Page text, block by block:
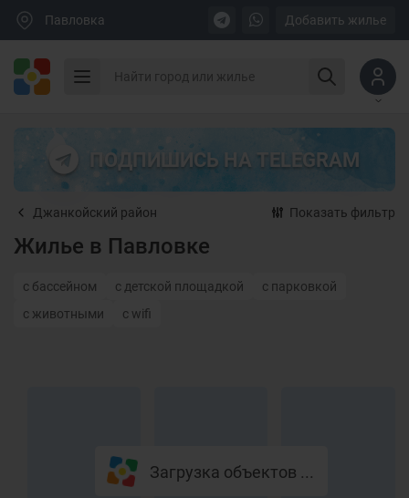
Павловка Добавить жилье
ПОДПИШИСЬ НА TELEGRAM
Джанкойский район Показать фильтр
Жилье в Павловке
с бассейном с детской площадкой
с парковкой
с животными
с wifi
Загрузка объектов ...